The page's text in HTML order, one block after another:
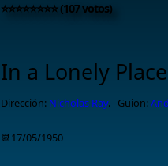
⭐⭐⭐⭐⭐⭐⭐⭐ (107 votos)
In a Lonely Place
Dirección: Nicholas Ray. Guion:
📆17/05/1950